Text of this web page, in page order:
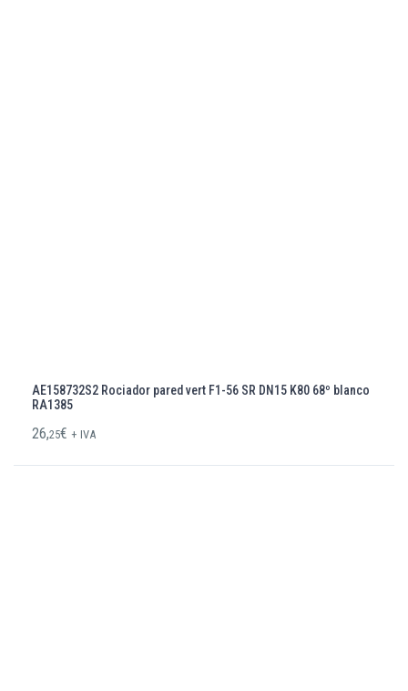
AE158732S2 Rociador pared vert F1-56 SR DN15 K80 68º blanco
RA1385
26,25€ + IVA